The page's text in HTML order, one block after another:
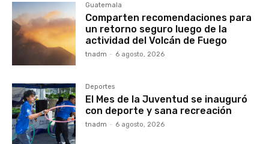
Guatemala
Comparten recomendaciones para
un retorno seguro luego de la
actividad del Volcán de Fuego
tnadm - 6 agosto, 2026
Deportes
El Mes de la Juventud se inauguró
con deporte y sana recreación
tnadm - 6 agosto, 2026